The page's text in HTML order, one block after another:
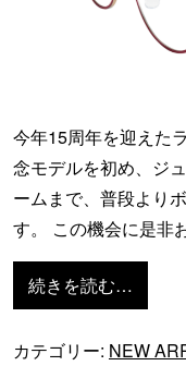
今年15周年を迎えた
念モデルを初め、ジ
ームまで、普段より
す。 この機会に是非
続きを読む…
カテゴリー: NEW